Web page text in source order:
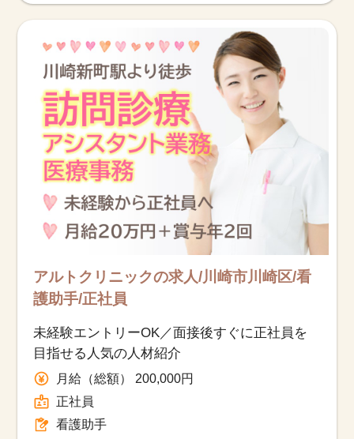
アルトクリニックの求人/川崎市川崎区/看
護助手/正社員
未経験エントリーOK／面接後すぐに正社員を
目指せる人気の人材紹介
月給（総額） 200,000円
正社員
看護助手